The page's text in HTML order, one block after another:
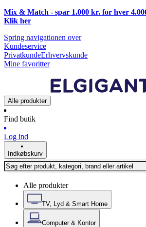
Mix & Match - spar 1.000 kr. for hver
Klik her
Spring navigationen over
Kundeservice
PrivatkundeErhvervskunde
Mine favoritter
Alle produkter
Find butik
Log ind
Indkøbskurv
Alle produkter
TV, Lyd & Smart Home
Computer & Kontor